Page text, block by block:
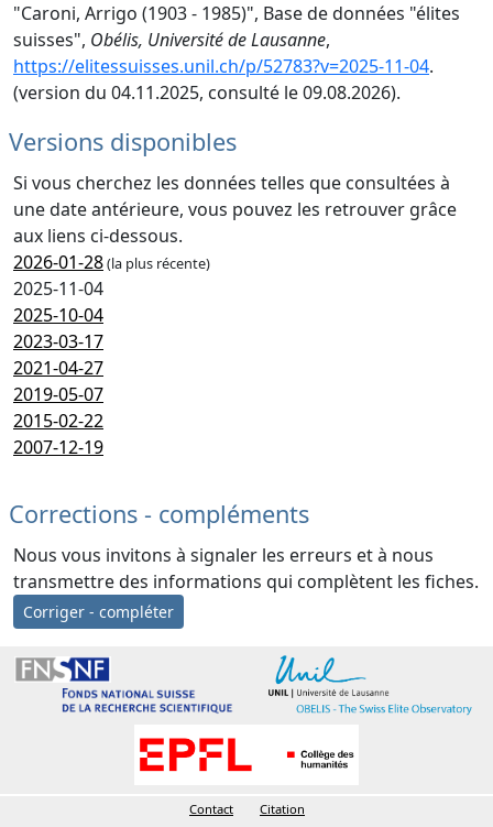
"Caroni, Arrigo (1903 - 1985)", Base de données "élites
suisses", Obélis, Université de Lausanne,
https://elitessuisses.unil.ch/p/52783?v=2025-11-04.
(version du 04.11.2025, consulté le 09.08.2026).
Versions disponibles
Si vous cherchez les données telles que consultées à
une date antérieure, vous pouvez les retrouver grâce
aux liens ci-dessous.
2026-01-28(la plus récente)
2025-11-04
2025-10-04
2023-03-17
2021-04-27
2019-05-07
2015-02-22
2007-12-19
Corrections - compléments
Nous vous invitons à signaler les erreurs et à nous
transmettre des informations qui complètent les fiches.
Corriger - compléter
Contact Citation